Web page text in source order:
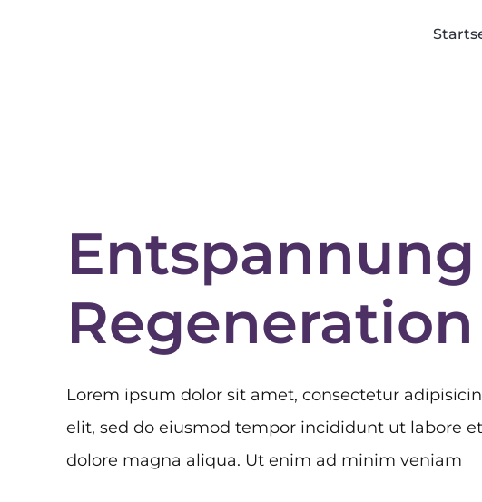
Regeneration
Lorem ipsum dolor sit amet, consectetur
elit, sed do eiusmod tempor incididunt ut labore et
dolore magna aliqua. Ut enim ad minim veniam